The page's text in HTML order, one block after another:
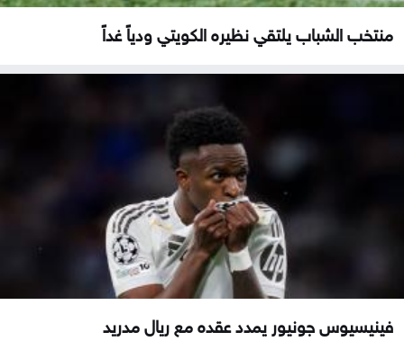
منتخب الشباب يلتقي نظيره الكويتي ودياً غداً
فينيسيوس جونيور يمدد عقده مع ريال مدريد